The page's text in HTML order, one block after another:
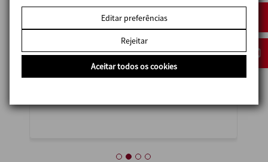
HYGINOX SE
BOMBA CENTRÍFUGA
Devido ao seu design sanitário e
Editar preferências
Rejeitar
Aceitar todos os cookies